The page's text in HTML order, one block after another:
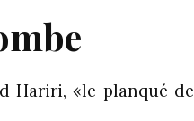
Hariri, «le planqué de